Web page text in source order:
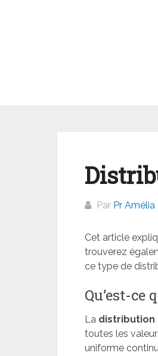
Par Pr
Cet article
trouverez
ce type de
Qu’est-
La distribution
toutes les
uniforme